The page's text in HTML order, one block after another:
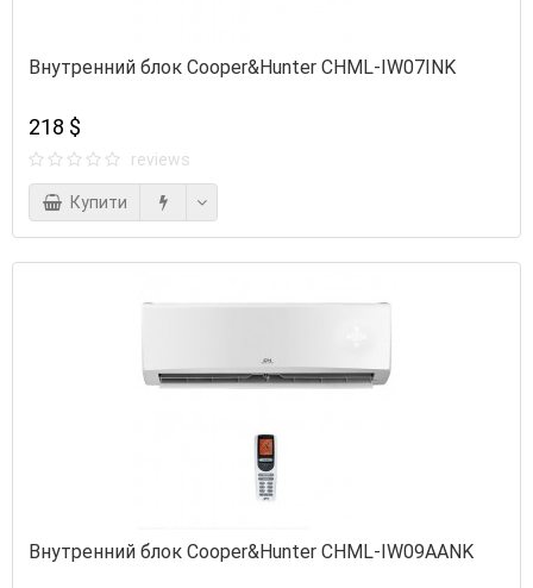
Внутренний блок Cooper&Hunter CHML-IW07INK
218 $
reviews
Купити
Внутренний блок Cooper&Hunter CHML-IW09AANK